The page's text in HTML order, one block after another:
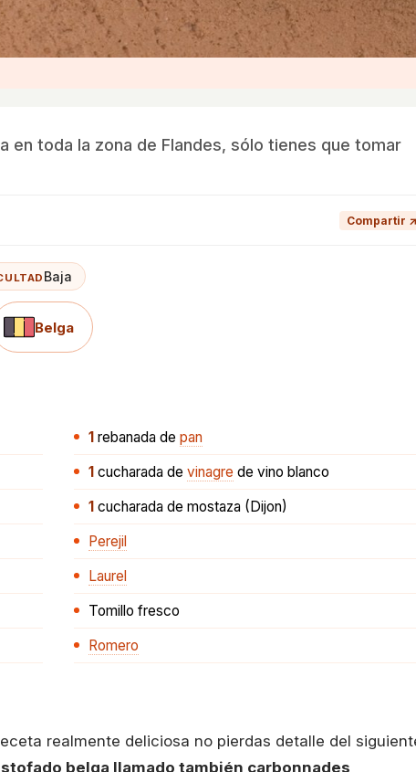
en toda la zona de Flandes, sólo tienes que tomar
Compartir ↗
Baja
Belga
1 rebanada de pan
1 cucharada de vinagre de vino blanco
1 cucharada de mostaza (Dijon)
Perejil
Laurel
Tomillo fresco
Romero
realmente deliciosa no pierdas detalle del
belga llamado también carbonnades